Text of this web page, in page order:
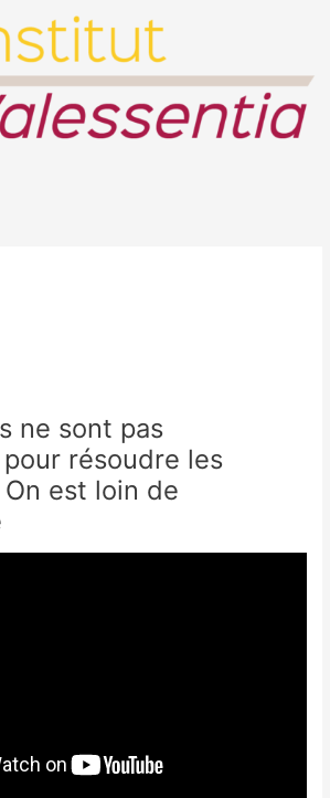
ne sont pas
résoudre les
est loin de